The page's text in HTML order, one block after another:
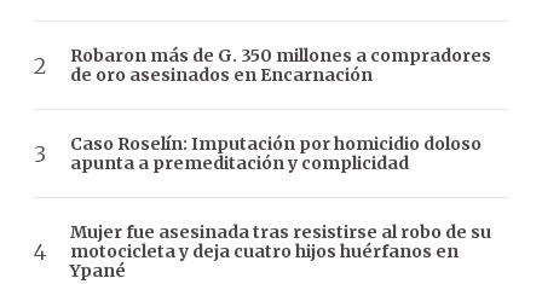
Robaron más de G. 350 millones a compradores
de oro asesinados en Encarnación
Caso Roselín: Imputación por homicidio doloso
apunta a premeditación y complicidad
Mujer fue asesinada tras resistirse al robo de su
motocicleta y deja cuatro hijos huérfanos en
Ypané